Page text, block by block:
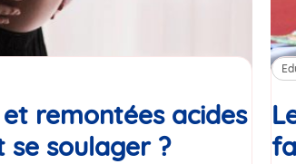
et remontées acides
se soulager ?Article